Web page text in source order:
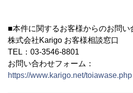
■本件に関するお客様からのお問い
株式会社Karigo お客様相談窓口
TEL：03-3546-8801
お問い合わせフォーム：
https://www.karigo.net/toiawase.php